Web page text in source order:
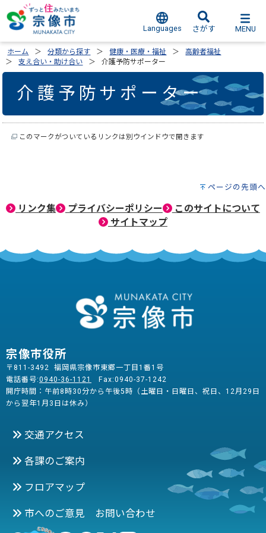
Languages さがす MENU
ホーム 分類から探す 健康・医療・福祉
高齢者福祉
支え合い・助け合い
介護予防サポーター
介護予防サポーター
このマークがついているリンクは別ウインドウで開きます
ページの先頭へ
リンク集 プライバシーポリシー
このサイトについて
サイトマップ
宗像市役所
〒811-3492 福岡県宗像市東郷一丁目1番1号
電話番号:0940-36-1121
Fax:0940-37-1242
開庁時間：午前8時30分から午後5時（土曜日・日曜日、祝日、12月29日
から翌年1月3日は休み）
交通アクセス
各課のご案内
フロアマップ
市へのご意見 お問い合わせ